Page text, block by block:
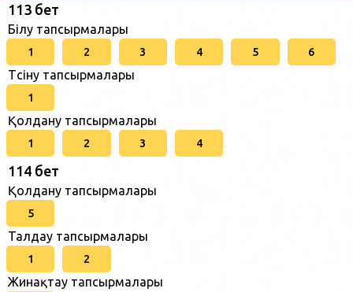
113 бет
Білу тапсырмалары
1 2 3 4 5 6
Түсіну тапсырмалары
1
Қолдану тапсырмалары
1 2 3 4
114 бет
Қолдану тапсырмалары
5
Талдау тапсырмалары
1 2
Жинақтау тапсырмалары